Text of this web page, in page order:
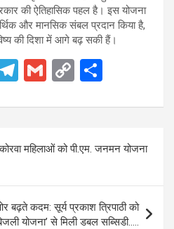
की ऐतिहासिक पहल है। इस योजना
और मानसिक संबल प्रदान किया है,
की दिशा में आगे बढ़ सकी हैं।
T
e
gr
a
m
G
ail
C
py
Li
n
k
ar
महिलाओं को पी.एम. जनमन योजना
बढ़ते कदम: सूर्य प्रकाश त्रिपाठी को
योजना’ से मिली डबल सब्सिडी…..